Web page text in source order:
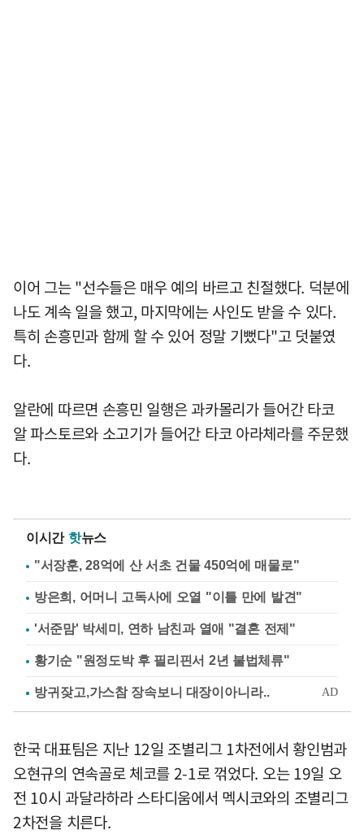
이어 그는 "선수들은 매우 예의 바르고 친절했다. 덕분에
나도 계속 일을 했고, 마지막에는 사인도 받을 수 있다.
특히 손흥민과 함께 할 수 있어 정말 기뻤다"고 덧붙였
다.
알란에 따르면 손흥민 일행은 과카몰리가 들어간 타코
알 파스토르와 소고기가 들어간 타코 아라체라를 주문했
다.
이시간 핫뉴스
"서장훈, 28억에 산 서초 건물 450억에 매물로"
방은희, 어머니 고독사에 오열 "이틀 만에 발견"
'서준맘' 박세미, 연하 남친과 열애 "결혼 전제"
황기순 "원정도박 후 필리핀서 2년 불법체류"
한국 대표팀은 지난 12일 조별리그 1차전에서 황인범과
오현규의 연속골로 체코를 2-1로 꺾었다. 오는 19일 오
전 10시 과달라하라 스타디움에서 멕시코와의 조별리그
2차전을 치른다.